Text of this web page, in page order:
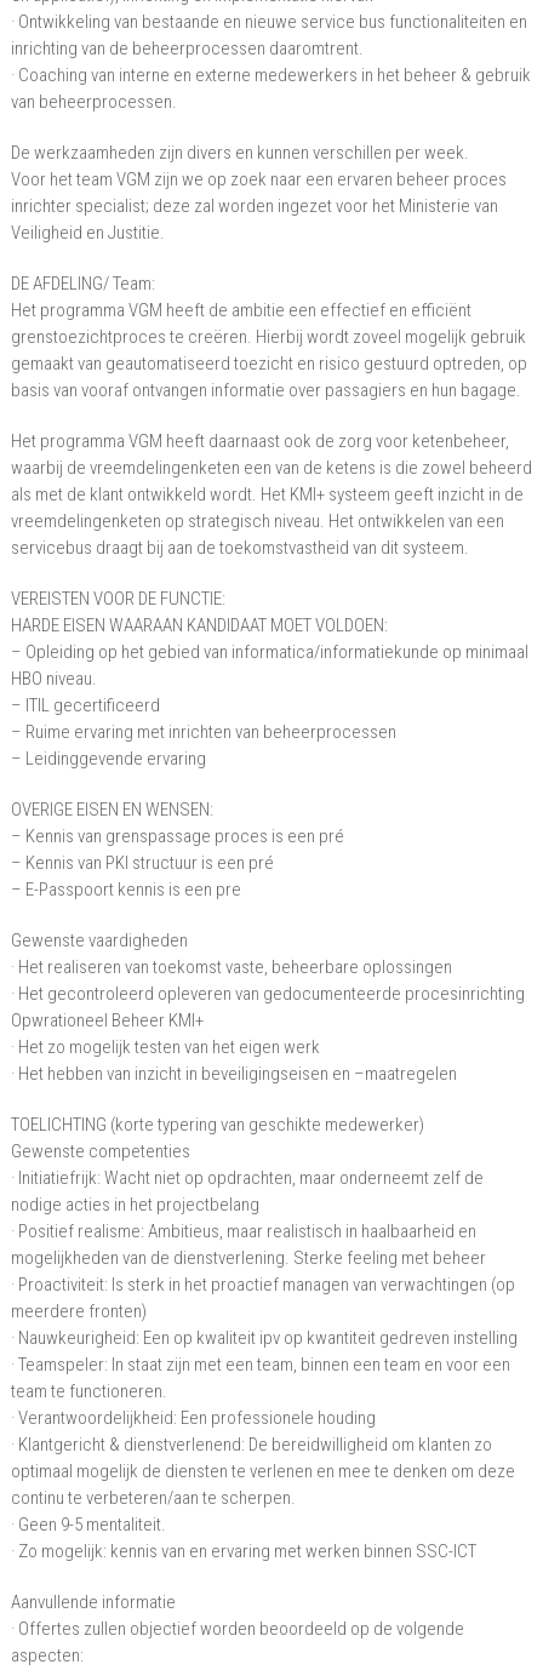
· Ontwikkeling van bestaande en nieuwe service bus functionaliteiten en
inrichting van de beheerprocessen daaromtrent.
· Coaching van interne en externe medewerkers in het beheer & gebruik
van beheerprocessen.
De werkzaamheden zijn divers en kunnen verschillen per week.
Voor het team VGM zijn we op zoek naar een ervaren beheer proces
inrichter specialist; deze zal worden ingezet voor het Ministerie van
Veiligheid en Justitie.
DE AFDELING/ Team:
Het programma VGM heeft de ambitie een effectief en efficiënt
grenstoezichtproces te creëren. Hierbij wordt zoveel mogelijk gebruik
gemaakt van geautomatiseerd toezicht en risico gestuurd optreden, op
basis van vooraf ontvangen informatie over passagiers en hun bagage.
Het programma VGM heeft daarnaast ook de zorg voor ketenbeheer,
waarbij de vreemdelingenketen een van de ketens is die zowel beheerd
als met de klant ontwikkeld wordt. Het KMI+ systeem geeft inzicht in de
vreemdelingenketen op strategisch niveau. Het ontwikkelen van een
servicebus draagt bij aan de toekomstvastheid van dit systeem.
VEREISTEN VOOR DE FUNCTIE:
HARDE EISEN WAARAAN KANDIDAAT MOET VOLDOEN:
– Opleiding op het gebied van informatica/informatiekunde op minimaal
HBO niveau.
– ITIL gecertificeerd
– Ruime ervaring met inrichten van beheerprocessen
– Leidinggevende ervaring
OVERIGE EISEN EN WENSEN:
– Kennis van grenspassage proces is een pré
– Kennis van PKI structuur is een pré
– E-Passpoort kennis is een pre
Gewenste vaardigheden
· Het realiseren van toekomst vaste, beheerbare oplossingen
· Het gecontroleerd opleveren van gedocumenteerde procesinrichting
Opwrationeel Beheer KMI+
· Het zo mogelijk testen van het eigen werk
· Het hebben van inzicht in beveiligingseisen en –maatregelen
TOELICHTING (korte typering van geschikte medewerker)
Gewenste competenties
· Initiatiefrijk: Wacht niet op opdrachten, maar onderneemt zelf de
nodige acties in het projectbelang
· Positief realisme: Ambitieus, maar realistisch in haalbaarheid en
mogelijkheden van de dienstverlening. Sterke feeling met beheer
· Proactiviteit: Is sterk in het proactief managen van verwachtingen (op
meerdere fronten)
· Nauwkeurigheid: Een op kwaliteit ipv op kwantiteit gedreven instelling
· Teamspeler: In staat zijn met een team, binnen een team en voor een
team te functioneren.
· Verantwoordelijkheid: Een professionele houding
· Klantgericht & dienstverlenend: De bereidwilligheid om klanten zo
optimaal mogelijk de diensten te verlenen en mee te denken om deze
continu te verbeteren/aan te scherpen.
· Geen 9-5 mentaliteit.
· Zo mogelijk: kennis van en ervaring met werken binnen SSC-ICT
Aanvullende informatie
· Offertes zullen objectief worden beoordeeld op de volgende
aspecten: